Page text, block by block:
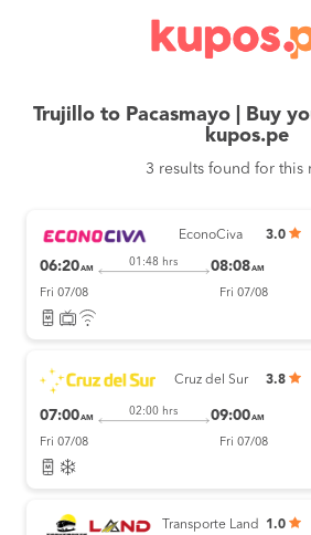
Trujillo to Pacasmayo | Buy
kupos.pe
3 results found for this
EconoCiva 3.0
06:20AM
01:48 hrs 08:08AM
Fri 07/08 Fri 07/08
Cruz del Sur 3.8
07:00AM
02:00 hrs 09:00AM
Fri 07/08 Fri 07/08
Transporte Land 1.0